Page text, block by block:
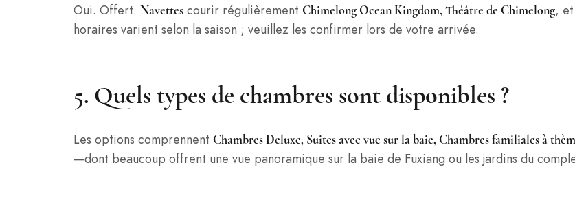
Oui. Offert. Navettescourir régulièrement Chimelong Ocean Kingdom, Théâtre de Chimelong,
horaires varient selon la saison ; veuillez les confirmer lors de votre arrivée.
5. Quels types de chambres sont disponibles ?
Les options comprennent Chambres Deluxe, Suites avec vue sur la baie, Chambres familiales à
—dont beaucoup offrent une vue panoramique sur la baie de Fuxiang ou les jardins du